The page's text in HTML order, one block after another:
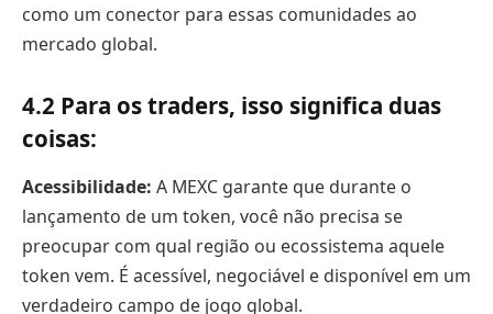
como um conector para essas comunidades ao
mercado global.
4.2 Para os traders, isso significa duas
coisas:
Acessibilidade: A MEXC garante que durante o
lançamento de um token, você não precisa se
preocupar com qual região ou ecossistema aquele
token vem. É acessível, negociável e disponível em um
verdadeiro campo de jogo global.